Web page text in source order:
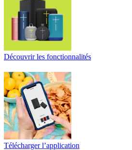
Découvrir les fonctionnalités
Télécharger l’application